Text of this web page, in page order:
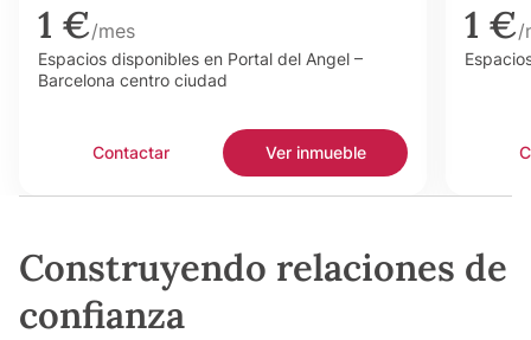
1 €/mes
Espacios disponibles en Portal del Angel –
Barcelona centro ciudad
Contactar Ver inmueble
1 €/
Construyendo relaciones de
confianza